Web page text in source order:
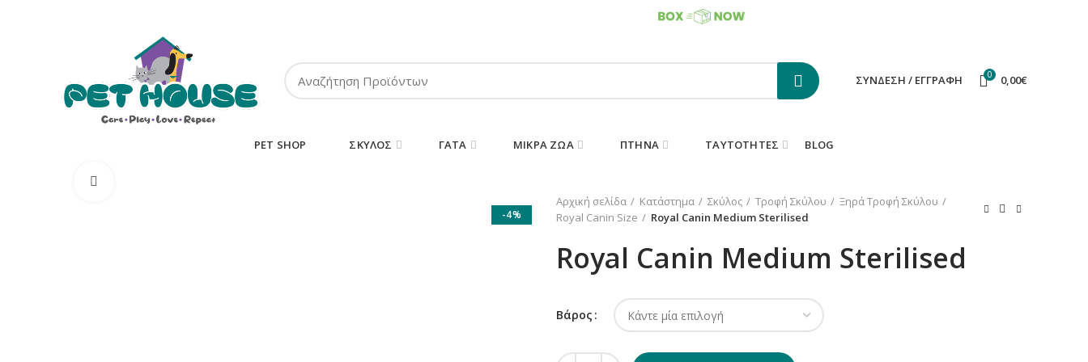
ΣΎΝΔΕΣΗ / ΕΓΓΡΑΦΉ 0 0,00€
PET SHOP ΣΚΎΛΟΣ ΓΆΤΑ ΜΙΚΡΆ ΖΏΑ ΠΤΗΝΆ ΤΑΥΤΌΤΗΤΕΣ BLOG
-4%
Αρχική σελίδα
Κατάστημα Σκύλος Τροφή Σκύλου
Ξηρά Τροφή Σκύλου
Royal Canin Size
Royal Canin Medium Sterilised
Royal Canin Medium Sterilised
Βάρος